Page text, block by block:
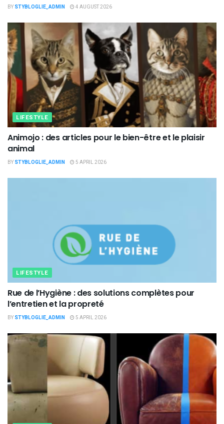
BY STYBLOGLIE_ADMIN 4 AUGUST 2026
LIFESTYLE
Animojo : des articles pour le bien-être et le plaisir
animal
BY STYBLOGLIE_ADMIN 5 APRIL 2026
LIFESTYLE
Rue de l’Hygiène : des solutions complètes pour
l’entretien et la propreté
BY STYBLOGLIE_ADMIN 5 APRIL 2026